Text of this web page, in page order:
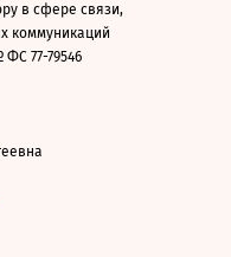
в сфере связи,
коммуникаций
77-79546